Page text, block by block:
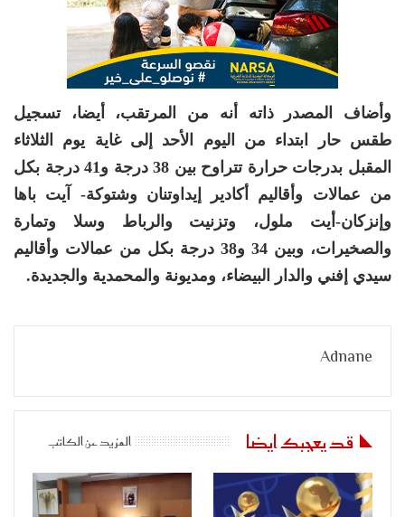
وأضاف المصدر ذاته أنه من المرتقب، أيضا، تسجيل
طقس حار ابتداء من اليوم الأحد إلى غاية يوم الثلاثاء
المقبل بدرجات حرارة تتراوح بين 38 درجة و41 درجة بكل
من عمالات وأقاليم أكادير إيداوتنان وشتوكة- آيت باها
وإنزكان-أيت ملول، وتزنيت والرباط وسلا وتمارة
والصخيرات، وبين 34 و38 درجة بكل من عمالات وأقاليم
سيدي إفني والدار البيضاء، ومديونة والمحمدية والجديدة.
Adnane
قد يعجبك ايضا المزيد عن الكاتب